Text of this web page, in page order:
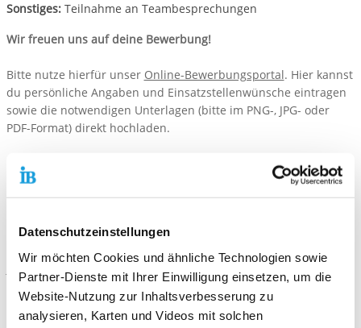
Datenschutzeinstellungen
Wir möchten Cookies und ähnliche Technologien sowie
Partner-Dienste mit Ihrer Einwilligung einsetzen, um die
Website-Nutzung zur Inhaltsverbesserung zu
analysieren, Karten und Videos mit solchen
Sonstiges:Teilnahme an Teambesprechungen
Wir freuen uns auf deine Bewerbung!
Bitte nutze hierfür unser Online-Bewerbungsportal. Hier kannst
du persönliche Angaben und Einsatzstellenwünsche eintragen
sowie die notwendigen Unterlagen (bitte im PNG-, JPG- oder
PDF-Format) direkt hochladen.
Kontaktiere uns!
E-Mail schreiben
Standort